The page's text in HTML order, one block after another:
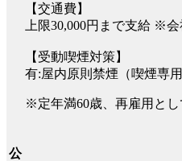
【交通費】
上限30,000円まで支給 ※
【受動喫煙対策】
有:屋内原則禁煙（喫煙専用
※定年満60歳、再雇用とし
公